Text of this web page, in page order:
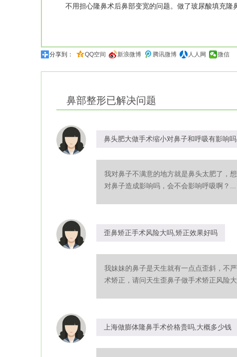
不用担心隆鼻术后鼻部变宽的问题。做了玻尿酸填充隆
分享到： QQ空间 新浪微博 腾讯微博 人人网 微信
鼻部整形已解决问题
鼻头肥大做手术缩小对鼻子和呼吸有影响吗
我对鼻子不满意的地方就是鼻头太肥了，
对鼻子造成影响吗，会不会影响呼吸啊？...
歪鼻矫正手术风险大吗,矫正效果好吗
我妹妹的鼻子是天生就有一点点歪斜，不
术矫正，请问天生歪鼻子做手术矫正风险大
上海做膨体隆鼻手术价格贵吗,大概多少钱